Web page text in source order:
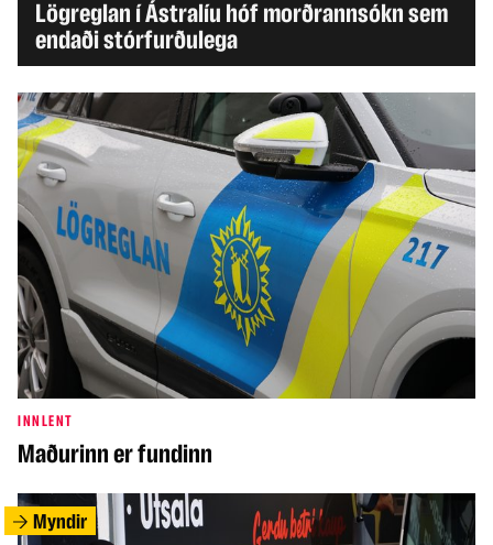
Lögreglan í Ástralíu hóf morðrannsókn sem
endaði stórfurðulega
INNLENT
Maðurinn er fundinn
Myndir